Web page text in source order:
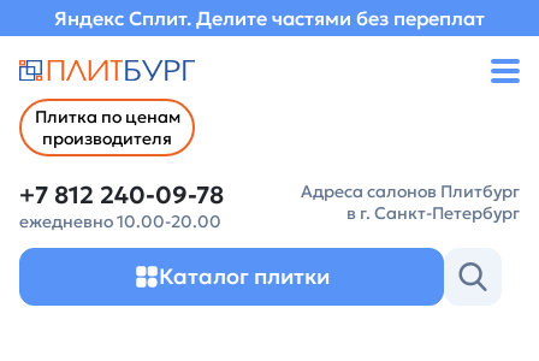
Яндекс Сплит. Делите частями без переплат
Плитка по ценам
производителя
+7 812 240-09-78
ежедневно 10.00-20.00
Адреса салонов Плитбург
в г. Санкт-Петербург
Каталог плитки